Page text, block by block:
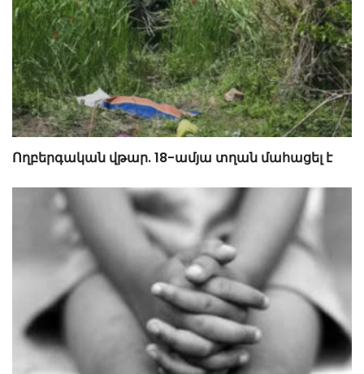
Ողբերգական վթար. 18-ամյա տղան մահացել է